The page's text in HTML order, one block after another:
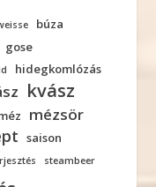
búza
gose
hidegkomlózás
kvász
mézsör
saison
steambeer